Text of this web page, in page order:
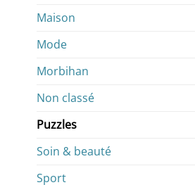
Maison
Mode
Morbihan
Non classé
Puzzles
Soin & beauté
Sport